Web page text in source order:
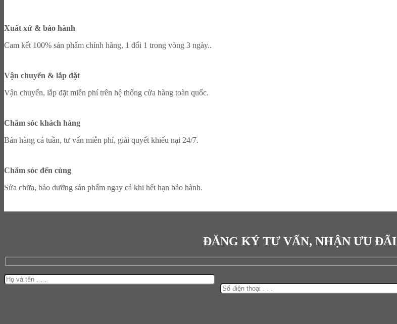
Xuất xứ & bảo hành
Cam kết 100% sản phẩm chính hãng, 1 đổi 1 trong vòng 3 ngày..
Vận chuyển & lắp đặt
Vận chuyển, lắp đặt miễn phí trên hệ thống cửa hàng toàn quốc.
Chăm sóc khách hàng
Bán hàng cả tuần, tư vấn miễn phí, giải quyết khiếu nại 24/7.
Chăm sóc đến cùng
Sửa chữa, bảo dưỡng sản phẩm ngay cả khi hết hạn bảo hành.
ĐĂNG KÝ TƯ VẤN, NHẬN ƯU ĐÃI